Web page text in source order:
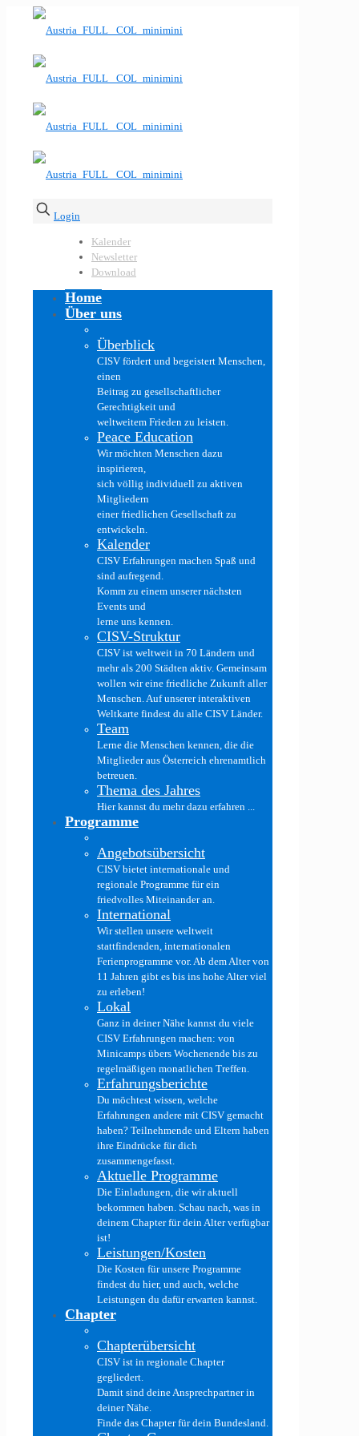
Login
Kalender
Newsletter
Download
Home
Über uns
Überblick
CISV fördert und begeistert Menschen,
einen
Beitrag zu gesellschaftlicher
Gerechtigkeit und
weltweitem Frieden zu leisten.
Peace Education
Wir möchten Menschen dazu
inspirieren,
sich völlig individuell zu aktiven
Mitgliedern
einer friedlichen Gesellschaft zu
entwickeln.
Kalender
CISV Erfahrungen machen Spaß und
sind aufregend.
Komm zu einem unserer nächsten
Events und
lerne uns kennen.
CISV-Struktur
CISV ist weltweit in 70 Ländern und
mehr als 200 Städten aktiv. Gemeinsam
wollen wir eine friedliche Zukunft aller
Menschen. Auf unserer interaktiven
Weltkarte findest du alle CISV Länder.
Team
Lerne die Menschen kennen, die die
Mitglieder aus Österreich ehrenamtlich
betreuen.
Thema des Jahres
Hier kannst du mehr dazu erfahren ...
Programme
Angebotsübersicht
CISV bietet internationale und
regionale Programme für ein
friedvolles Miteinander an.
International
Wir stellen unsere weltweit
stattfindenden, internationalen
Ferienprogramme vor. Ab dem Alter von
11 Jahren gibt es bis ins hohe Alter viel
zu erleben!
Lokal
Ganz in deiner Nähe kannst du viele
CISV Erfahrungen machen: von
Minicamps übers Wochenende bis zu
regelmäßigen monatlichen Treffen.
Erfahrungsberichte
Du möchtest wissen, welche
Erfahrungen andere mit CISV gemacht
haben? Teilnehmende und Eltern haben
ihre Eindrücke für dich
zusammengefasst.
Aktuelle Programme
Die Einladungen, die wir aktuell
bekommen haben. Schau nach, was in
deinem Chapter für dein Alter verfügbar
ist!
Leistungen/Kosten
Die Kosten für unsere Programme
findest du hier, und auch, welche
Leistungen du dafür erwarten kannst.
Chapter
Chapterübersicht
CISV ist in regionale Chapter
gegliedert.
Damit sind deine Ansprechpartner in
deiner Nähe.
Finde das Chapter für dein Bundesland.